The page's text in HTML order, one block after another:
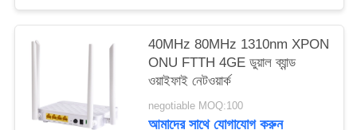
40MHz 80MHz 1310nm XPON
ONU FTTH 4GE ডুয়াল ব্যান্ড
ওয়াইফাই নেটওয়ার্ক
negotiable MOQ:100
আমাদের সাথে যোগাযোগ করুন